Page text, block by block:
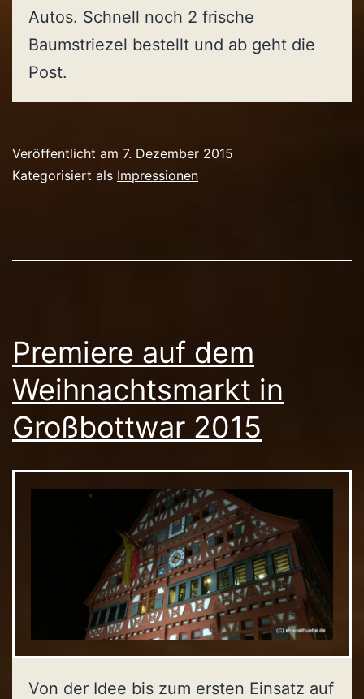
Autos. Schnell noch 2 frische
Baumstriezel bestellt und ab geht die
Post.
Veröffentlicht am 7. Dezember 2015
Kategorisiert als Impressionen
Premiere auf dem
Weihnachtsmarkt in
Großbottwar 2015
Von der Idee bis zum ersten Einsatz auf